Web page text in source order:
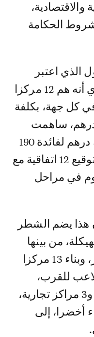
الحكامة
الذي اعتبر
نموذجيا، كشفت المنصوري أنه هم 12 مركزا
كل جهة، بكلفة
1.138 مليار درهم، ساهمت
الوزارة فيها ب 400 مليون درهم لفائدة 190
ألف نسمة، مضيفة أنه تم توقيع 12 اتفاقية مع
في مراحل
هذا يضم الشطر
من بينها
تأهيل 48 حيا ناقص التجهيز، وبناء 13 مركزا
وإنجاز 7 ملاعب للقرب،
إضافة إلى تأهيل 6 أسواق و3 مراكز تجارية،
و24 فضاء أخضرا، إلى